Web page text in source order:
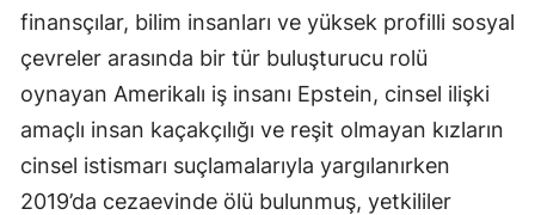
finansçılar, bilim insanları ve yüksek profilli sosyal
çevreler arasında bir tür buluşturucu rolü
oynayan Amerikalı iş insanı Epstein, cinsel ilişki
amaçlı insan kaçakçılığı ve reşit olmayan kızların
cinsel istismarı suçlamalarıyla yargılanırken
2019’da cezaevinde ölü bulunmuş, yetkililer